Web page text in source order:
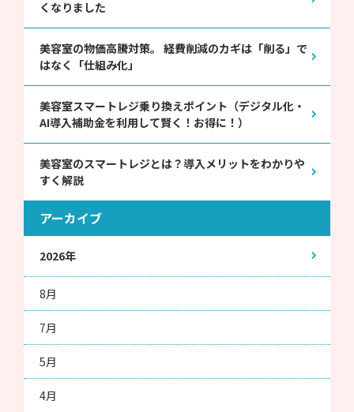
くなりました
美容室の物価高騰対策。 経費削減のカギは「削る」で
はなく「仕組み化」
美容室スマートレジ乗り換えポイント（デジタル化・
AI導入補助金を利用して賢く！お得に！）
美容室のスマートレジとは？導入メリットをわかりや
すく解説
アーカイブ
2026年
8月
7月
5月
4月